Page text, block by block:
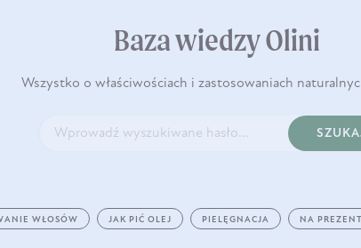
Baza wiedzy Olini
Wszystko o właściwościach i zastosowaniach
WŁOSÓW JAK PIĆ OLEJ PIELĘGNACJA NA PREZENT